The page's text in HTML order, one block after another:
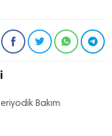
Bakım